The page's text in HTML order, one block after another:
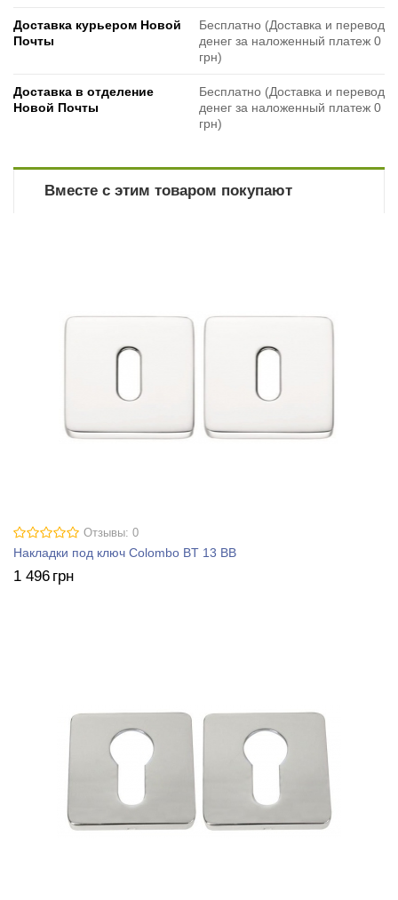
Доставка курьером Новой
Почты
Бесплатно (Доставка и перевод
денег за наложенный платеж 0
грн)
Доставка в отделение
Новой Почты
Бесплатно (Доставка и перевод
денег за наложенный платеж 0
грн)
Вместе с этим товаром покупают
Отзывы: 0
Накладки под ключ Colombo BT 13 BB
1 496 грн